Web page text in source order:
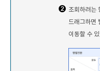
조회하려는
드래그하면
이동할 수